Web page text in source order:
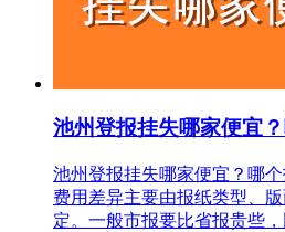
池州登报挂失哪家便宜
池州登报挂失哪家便宜？哪
费用差异主要由报纸类型、
定。一般市报要比省报贵些